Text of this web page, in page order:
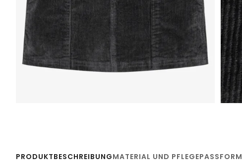
PRODUKTBESCHREIBUNGMATERIAL UND PFLEGEPASSFORM